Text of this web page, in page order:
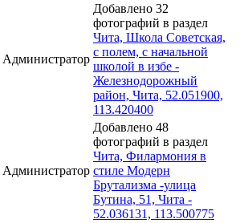
Администратор
Добавлено 32
фотографий в раздел
Чита, Школа Советская,
с полем, с начальной
школой в избе -
Железнодорожный
район, Чита, 52.051900,
113.420400
Администратор
Добавлено 48
фотографий в раздел
Чита, Филармония в
стиле Модерн
Брутализма -улица
Бутина, 51, Чита -
52.036131, 113.500775